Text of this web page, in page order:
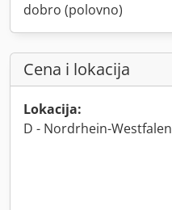
dobro (polovno)
Cena i lokacija
Lokacija:
D - Nordrhein-Westfalen